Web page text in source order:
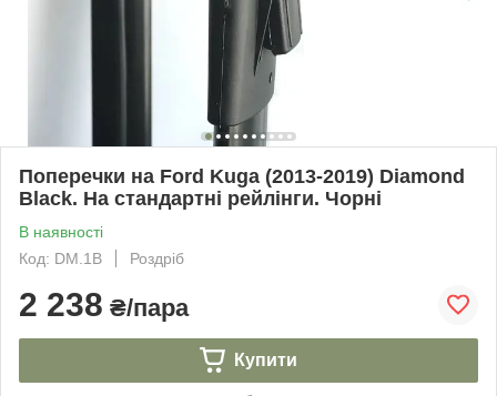
Поперечки на Ford Kuga (2013-2019) Diamond
Black. На стандартні рейлінги. Чорні
В наявності
Код: DM.1B
Роздріб
2 238 ₴/пара
Купити